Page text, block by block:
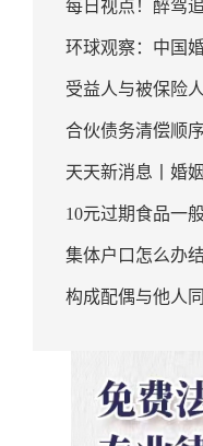
钱？个体工商户
理？
每日视点！醉驾
刑吗？父亲醉驾
环球观察：中国
岁？民法典第一
是什么？
受益人与被保险
险金给谁呢？受
什么呢？-每日速
合伙债务清偿顺
纷的诉讼时效规
天天新消息丨婚
记周六周日上班
10元过期食品一
过期食品工商如何
集体户口怎么办
婚证的程序是怎
构成配偶与他人